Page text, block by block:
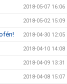
2018-05-07 16:06
2018-05-02 15:09
2018-04-30 12:05
2018-04-10 14:08
2018-04-09 13:31
2018-04-08 15:07